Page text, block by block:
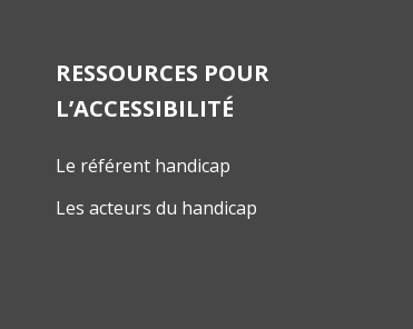
RESSOURCES POUR
L’ACCESSIBILITÉ
Le référent handicap
Les acteurs du handicap